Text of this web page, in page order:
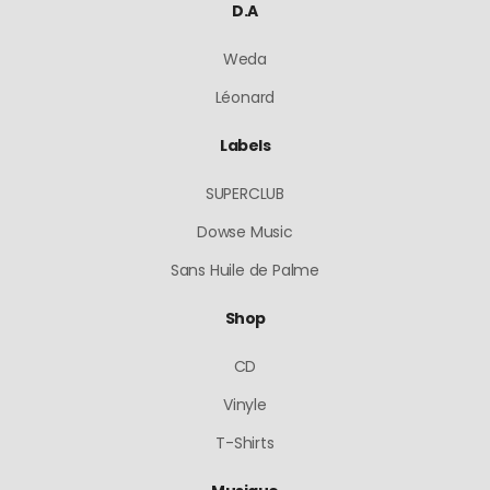
D.A
Weda
Léonard
Labels
SUPERCLUB
Dowse Music
Sans Huile de Palme
Shop
CD
Vinyle
T-Shirts